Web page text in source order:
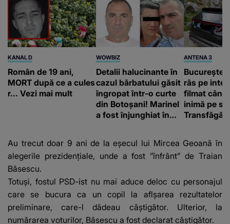
KANAL D
Român de 19 ani,
MORT după ce a cules
r... Vezi mai mult
WOWBIZ
Detalii halucinante în
cazul bărbatului găsit
îngropat într-o curte
din Botoșani! Marinel
a fost înjunghiat în
suspecți
ANTENA 3
râs pe
filmat când
inimă pe
Au trecut doar 9 ani de la eşecul lui Mircea Geoană în
alegerile prezidenţiale, unde a fost ”înfrânt” de Traian
Băsescu.
Totuşi, fostul PSD-ist nu mai aduce deloc cu personajul
care se bucura ca un copil la aflşarea rezultatelor
preliminare, care-l dădeau câştigător. Ulterior, la
numărarea voturilor, Băsescu a fost declarat câştigător.